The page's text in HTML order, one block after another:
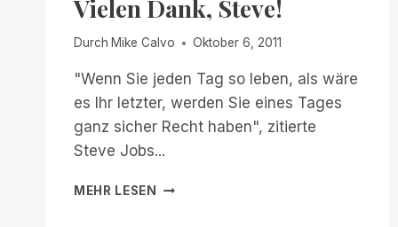
Vielen Dank, Steve!
Durch Mike Calvo Oktober 6, 2011
"Wenn Sie jeden Tag so leben, als wäre
es Ihr letzter, werden Sie eines Tages
ganz sicher Recht haben", zitierte
Steve Jobs...
MEHR LESEN
VIELEN